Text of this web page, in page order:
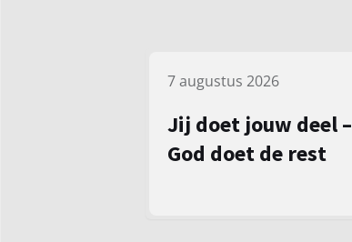
7 augustus 2026
Jij doet jouw deel –
God doet de rest